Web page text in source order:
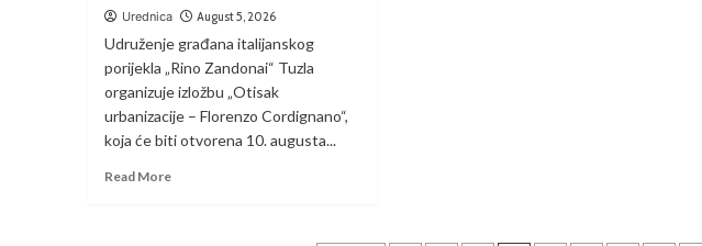
Urednica August 5, 2026
Udruženje građana italijanskog
porijekla „Rino Zandonai“ Tuzla
organizuje izložbu „Otisak
urbanizacije – Florenzo Cordignano“,
koja će biti otvorena 10. augusta...
Read More